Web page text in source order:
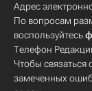
Адрес
По вопросам
воспользуйтесь
Телефон
Чтобы связаться
замеченных